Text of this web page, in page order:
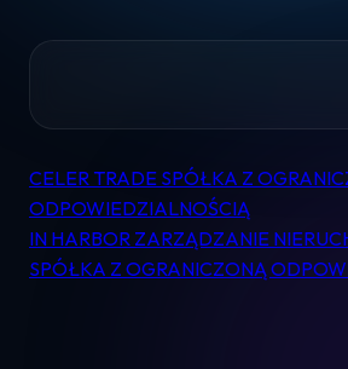
Pomoc
Kontakt
Nawigacja
wpisu
CELER TRADE SPÓŁKA Z
ODPOWIEDZIALNOŚCIĄ
IN HARBOR ZARZĄDZANIE
SPÓŁKA Z OGRANICZONĄ